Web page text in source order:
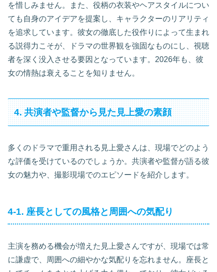
を惜しみません。また、役柄の衣装やヘアスタイルについ
ても自身のアイデアを提案し、キャラクターのリアリティ
を追求しています。彼女の徹底した役作りによって生まれ
る説得力こそが、ドラマの世界観を強固なものにし、視聴
者を深く没入させる要因となっています。2026年も、彼
女の情熱は衰えることを知りません。
4. 共演者や監督から見た見上愛の素顔
多くのドラマで重用される見上愛さんは、現場でどのよう
な評価を受けているのでしょうか。共演者や監督が語る彼
女の魅力や、撮影現場でのエピソードを紹介します。
4-1. 座長としての風格と周囲への気配り
主演を務める機会が増えた見上愛さんですが、現場では常
に謙虚で、周囲への細やかな気配りを忘れません。座長と